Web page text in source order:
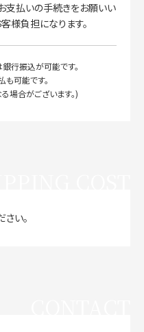
支払いの手続きをお願いい
様負担になります。
銀行振込が可能です。
可能です。
場合がございます。)
い。